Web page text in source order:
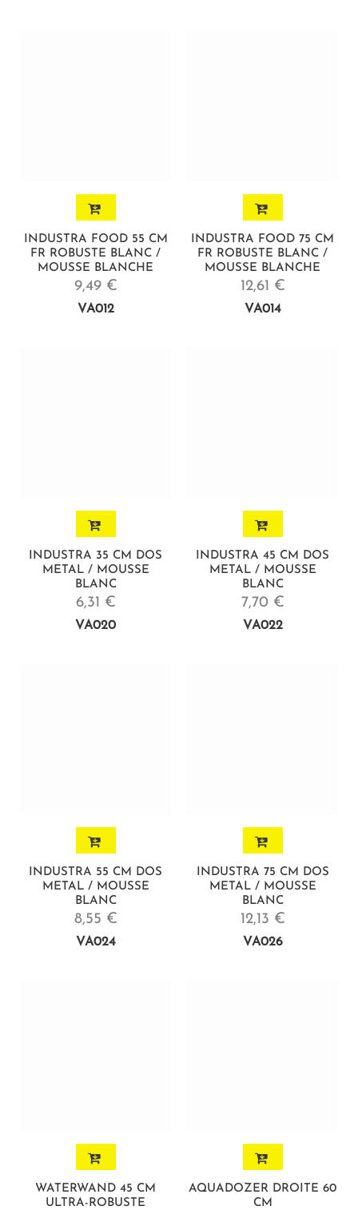
INDUSTRA FOOD 55 CM
FR ROBUSTE BLANC /
MOUSSE BLANCHE
9,49 €
VA012
INDUSTRA FOOD 75 CM
FR ROBUSTE BLANC /
MOUSSE BLANCHE
12,61 €
VA014
INDUSTRA 35 CM DOS
METAL / MOUSSE
BLANC
6,31 €
VA020
INDUSTRA 45 CM DOS
METAL / MOUSSE
BLANC
7,70 €
VA022
INDUSTRA 55 CM DOS
METAL / MOUSSE
BLANC
8,55 €
VA024
INDUSTRA 75 CM DOS
METAL / MOUSSE
BLANC
12,13 €
VA026
WATERWAND 45 CM
ULTRA-ROBUSTE
AQUADOZER DROITE 60
CM